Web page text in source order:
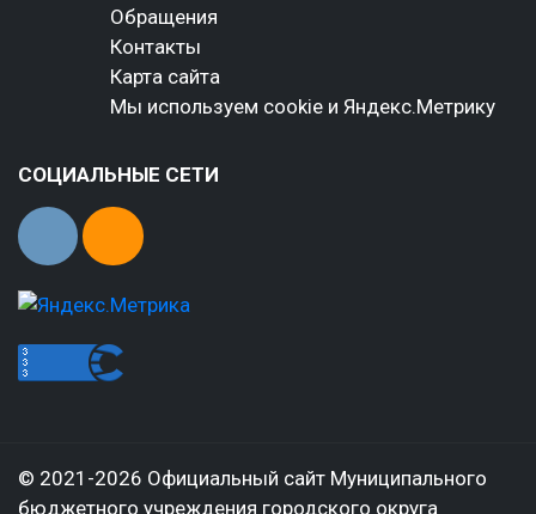
Обращения
Контакты
Карта сайта
Мы используем cookie и Яндекс.Метрику
СОЦИАЛЬНЫЕ СЕТИ
© 2021-2026 Официальный сайт Муниципального
бюджетного учреждения городского округа